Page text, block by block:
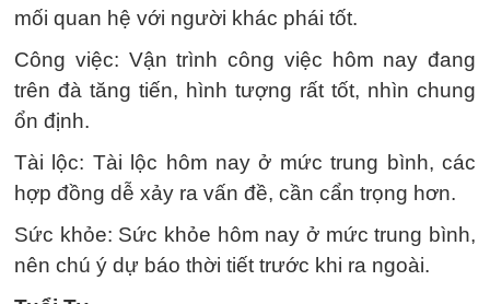
mối quan hệ với người khác phái tốt.
Công việc: Vận trình công việc hôm nay đang
trên đà tăng tiến, hình tượng rất tốt, nhìn chung
ổn định.
Tài lộc: Tài lộc hôm nay ở mức trung bình, các
hợp đồng dễ xảy ra vấn đề, cần cẩn trọng hơn.
Sức khỏe: Sức khỏe hôm nay ở mức trung bình,
nên chú ý dự báo thời tiết trước khi ra ngoài.